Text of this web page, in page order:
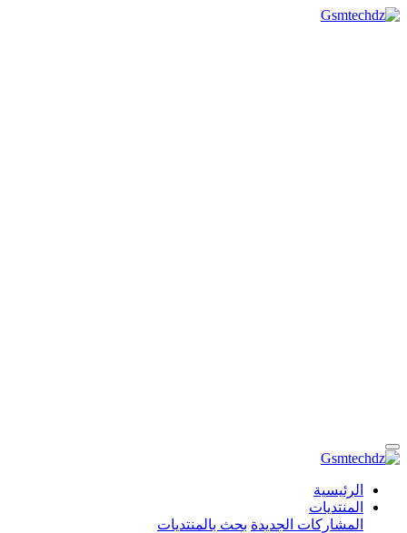
الرئيسية
المنتديات
المشاركات الجديدة بحث بالمنتديات